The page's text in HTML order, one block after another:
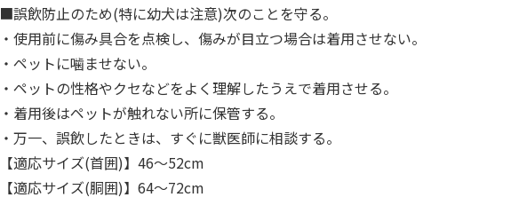
■誤飲防止のため(特に幼犬は注意)次のことを守る。
・使用前に傷み具合を点検し、傷みが目立つ場合は着用させない。
・ペットに噛ませない。
・ペットの性格やクセなどをよく理解したうえで着用させる。
・着用後はペットが触れない所に保管する。
・万一、誤飲したときは、すぐに獣医師に相談する。
【適応サイズ(首囲)】46～52cm
【適応サイズ(胴囲)】64～72cm